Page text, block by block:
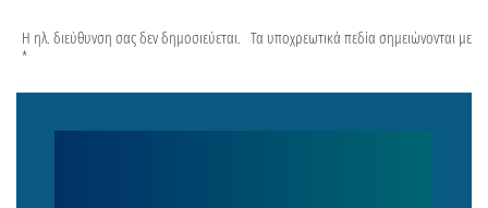
Η ηλ. διεύθυνση σας δεν δημοσιεύεται. Τα υποχρεωτικά πεδία σημειώνονται με
*